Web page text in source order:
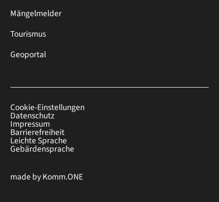
Mängelmelder
Tourismus
Geoportal
Cookie-Einstellungen
Datenschutz
Impressum
Barrierefreiheit
Leichte Sprache
Gebärdensprache
made byKomm.ONE